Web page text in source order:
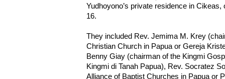
Yudhoyono’s private residence in
16.
They included Rev. Jemima M. Krey
Christian Church in Papua or Gereja
Benny Giay (chairman of the Kingmi
Kingmi di Tanah Papua), Rev. Socratez
Alliance of Baptist Churches in Papua or